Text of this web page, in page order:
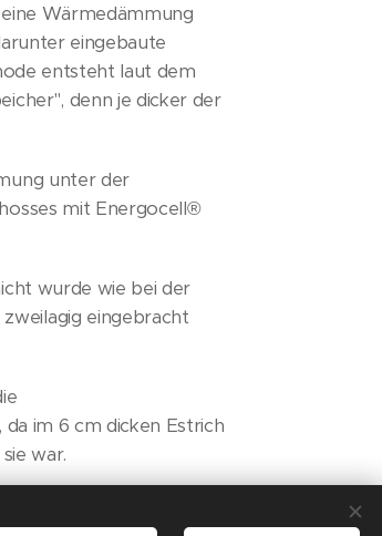
Wärmedämmung
eingebaute
entsteht laut dem
denn je dicker der
unter der
mit Energocell®
wurde wie bei der
eingebracht
im 6 cm dicken Estrich
war.